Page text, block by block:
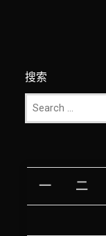
搜索
一 二